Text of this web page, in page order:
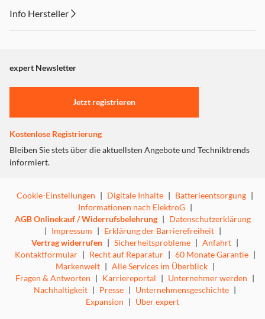
Info Hersteller
"Marketing".
Einstellungen anpassen
expert Newsletter
Jetzt registrieren
Kostenlose Registrierung
Bleiben Sie stets über die aktuellsten Angebote und Techniktrends
informiert.
Cookie-Einstellungen | Digitale Inhalte | Batterieentsorgung |
Informationen nach ElektroG |
AGB Onlinekauf / Widerrufsbelehrung | Datenschutzerklärung
| Impressum | Erklärung der Barrierefreiheit |
Vertrag widerrufen | Sicherheitsprobleme | Anfahrt |
Kontaktformular | Recht auf Reparatur | 60 Monate Garantie |
Markenwelt | Alle Services im Überblick |
Fragen & Antworten | Karriereportal | Unternehmer werden |
Nachhaltigkeit | Presse | Unternehmensgeschichte |
Expansion | Über expert